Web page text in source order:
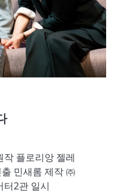
작 플로리앙 젤레
민새롬 제작 ㈜
터2관 일시